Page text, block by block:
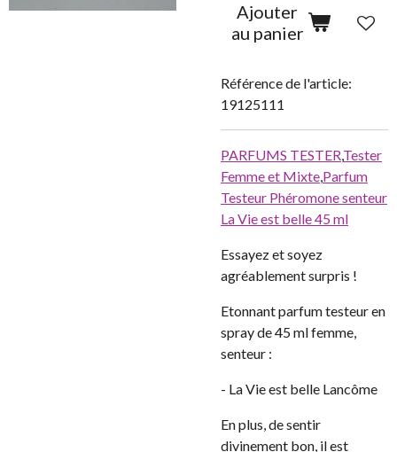
Ajouter
au panier
Référence de l'article:
19125111
PARFUMS TESTER,Tester
Femme et Mixte,Parfum
Testeur Phéromone senteur
La Vie est belle 45 ml
Essayez et soyez
agréablement surpris !
Etonnant parfum testeur en
spray de 45 ml femme,
senteur :
- La Vie est belle Lancôme
En plus, de sentir
divinement bon, il est